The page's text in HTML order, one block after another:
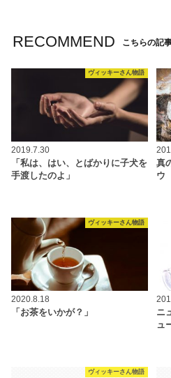
RECOMMEND こちらの記
ヴィッキーさん物語
2019.7.30
「私は、はい、とばかりに子犬を
手渡したのよ」
真
ウ
ヴィッキーさん物語
2020.8.18
「お茶をいかが？」
ニ
ュ
ヴィッキーさん物語